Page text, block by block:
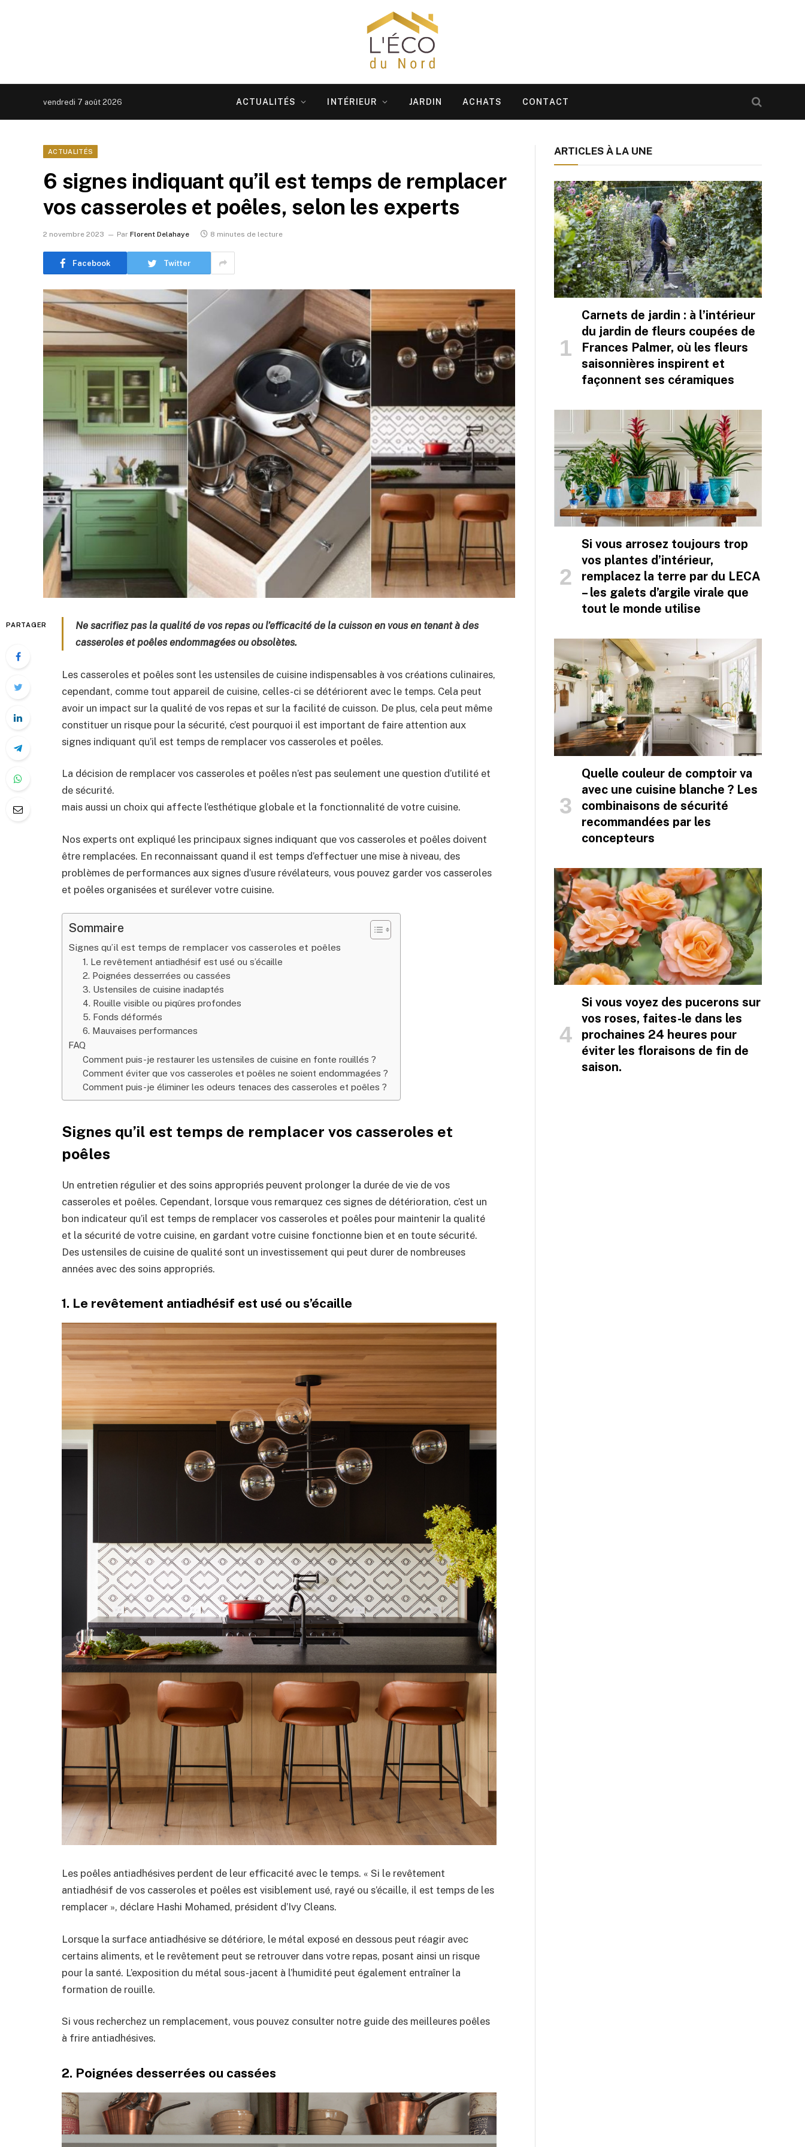
vendredi 7 août 2026 ACTUALITÉS INTÉRIEUR JARDIN ACHATS CONTACT
ACTUALITÉS
6 signes indiquant qu’il est temps de remplacer
vos casseroles et poêles, selon les experts
2 novembre 2023 Par Florent Delahaye 8 minutes de lecture
Facebook Twitter
PARTAGER
Ne sacrifiez pas la qualité de vos repas ou l’efficacité de la cuisson en vous en tenant à des
casseroles et poêles endommagées ou obsolètes.
Les casseroles et poêles sont les ustensiles de cuisine indispensables à vos créations culinaires,
cependant, comme tout appareil de cuisine, celles-ci se détériorent avec le temps. Cela peut
avoir un impact sur la qualité de vos repas et sur la facilité de cuisson. De plus, cela peut même
constituer un risque pour la sécurité, c’est pourquoi il est important de faire attention aux
signes indiquant qu’il est temps de remplacer vos casseroles et poêles.
La décision de remplacer vos casseroles et poêles n’est pas seulement une question d’utilité et
de sécurité.
mais aussi un choix qui affecte l’esthétique globale et la fonctionnalité de votre cuisine.
Nos experts ont expliqué les principaux signes indiquant que vos casseroles et poêles doivent
être remplacées. En reconnaissant quand il est temps d’effectuer une mise à niveau, des
problèmes de performances aux signes d’usure révélateurs, vous pouvez garder vos casseroles
et poêles organisées et surélever votre cuisine.
Sommaire
Signes qu’il est temps de remplacer vos casseroles et poêles
1. Le revêtement antiadhésif est usé ou s’écaille
2. Poignées desserrées ou cassées
3. Ustensiles de cuisine inadaptés
4. Rouille visible ou piqûres profondes
5. Fonds déformés
6. Mauvaises performances
FAQ
Comment puis-je restaurer les ustensiles de cuisine en fonte rouillés ?
Comment éviter que vos casseroles et poêles ne soient endommagées ?
Comment puis-je éliminer les odeurs tenaces des casseroles et poêles ?
Signes qu’il est temps de remplacer vos casseroles et
poêles
Un entretien régulier et des soins appropriés peuvent prolonger la durée de vie de vos
casseroles et poêles. Cependant, lorsque vous remarquez ces signes de détérioration, c’est un
bon indicateur qu’il est temps de remplacer vos casseroles et poêles pour maintenir la qualité
et la sécurité de votre cuisine, en gardant votre cuisine fonctionne bien et en toute sécurité.
Des ustensiles de cuisine de qualité sont un investissement qui peut durer de nombreuses
années avec des soins appropriés.
1. Le revêtement antiadhésif est usé ou s’écaille
Les poêles antiadhésives perdent de leur efficacité avec le temps. « Si le revêtement
antiadhésif de vos casseroles et poêles est visiblement usé, rayé ou s’écaille, il est temps de les
remplacer », déclare Hashi Mohamed, président d’Ivy Cleans.
Lorsque la surface antiadhésive se détériore, le métal exposé en dessous peut réagir avec
certains aliments, et le revêtement peut se retrouver dans votre repas, posant ainsi un risque
pour la santé. L’exposition du métal sous-jacent à l’humidité peut également entraîner la
formation de rouille.
Si vous recherchez un remplacement, vous pouvez consulter notre guide des meilleures poêles
à frire antiadhésives.
2. Poignées desserrées ou cassées
ARTICLES À LA UNE
Carnets de jardin : à l’intérieur
du jardin de fleurs coupées de
Frances Palmer, où les fleurs
saisonnières inspirent et
façonnent ses céramiques
Si vous arrosez toujours trop
vos plantes d’intérieur,
remplacez la terre par du LECA
– les galets d’argile virale que
tout le monde utilise
Quelle couleur de comptoir va
avec une cuisine blanche ? Les
combinaisons de sécurité
recommandées par les
concepteurs
Si vous voyez des pucerons sur
vos roses, faites-le dans les
prochaines 24 heures pour
éviter les floraisons de fin de
saison.